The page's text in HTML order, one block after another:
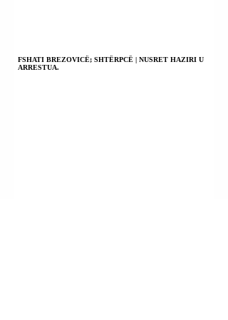
FSHATI BREZOVICË; SHTËRPCË | NUSRET HAZIRI U
ARRESTUA.